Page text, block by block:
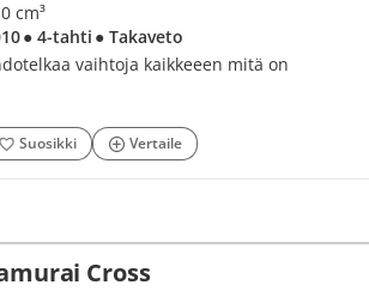
cm³
● 4-tahti ● Takaveto
vaihtoja kaikkeeen mitä on
Suosikki Vertaile
Cross